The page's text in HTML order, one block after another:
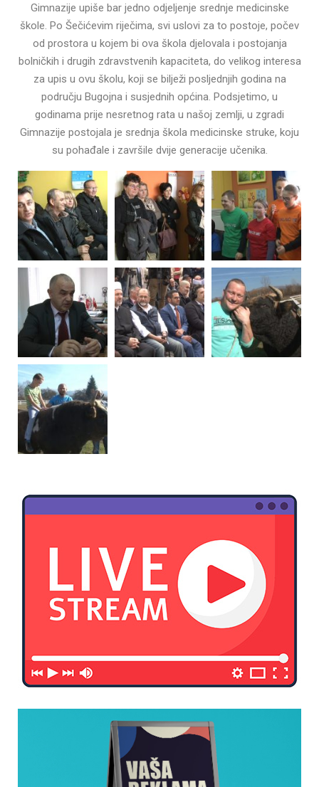
Gimnazije upiše bar jedno odjeljenje srednje medicinske
škole. Po Šečićevim riječima, svi uslovi za to postoje, počev
od prostora u kojem bi ova škola djelovala i postojanja
bolničkih i drugih zdravstvenih kapaciteta, do velikog interesa
za upis u ovu školu, koji se bilježi posljednjih godina na
području Bugojna i susjednih općina. Podsjetimo, u
godinama prije nesretnog rata u našoj zemlji, u zgradi
Gimnazije postojala je srednja škola medicinske struke, koju
su pohađale i završile dvije generacije učenika.